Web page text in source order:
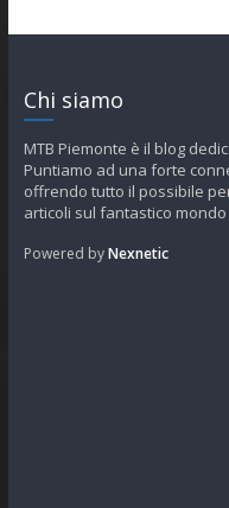
Chi siamo
MTB Piemonte è il blog
Puntiamo ad una forte
offrendo tutto il possibile
articoli sul fantastico mondo
Powered byNexnetic